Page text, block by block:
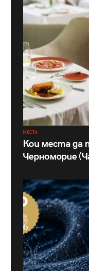
МЕСТА
Кои места
Черноморие